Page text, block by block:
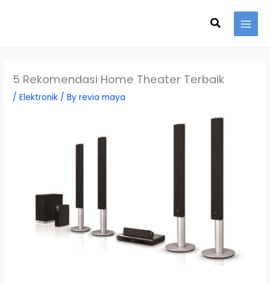
Search
5 Rekomendasi Home Theater Terbaik
/Elektronik / Byrevia maya